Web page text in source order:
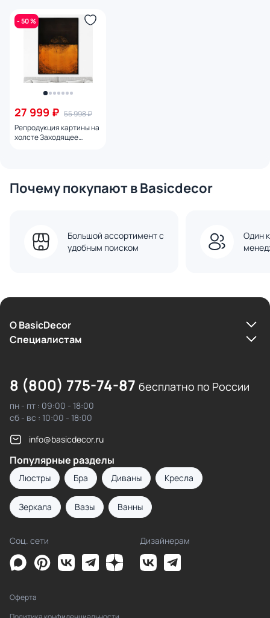
- 50 %
27 999 ₽ 55 998 ₽
Репродукция картины на
холсте Заходящее
Почему покупают в Basicdecor
Большой ассортимент с
удобным поиском
Один
О BasicDecor
Cпециалистам
8 (800) 775-74-87 бесплатно по России
пн - пт : 09:00 - 18:00
сб - вс : 10:00 - 18:00
info@basicdecor.ru
Популярные разделы
Люстры Бра Диваны Кресла
Зеркала Вазы Ванны
Соц. сети Дизайнерам
Оферта